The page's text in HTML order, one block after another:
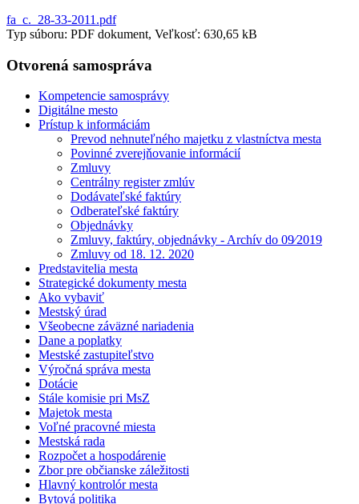
fa_c._28-33-2011.pdf
Typ súboru: PDF dokument, Veľkosť: 630,65 kB
Otvorená samospráva
Kompetencie samosprávy
Digitálne mesto
Prístup k informáciám
Prevod nehnuteľného majetku z vlastníctva mesta
Povinné zverejňovanie informácií
Zmluvy
Centrálny register zmlúv
Dodávateľské faktúry
Odberateľské faktúry
Objednávky
Zmluvy, faktúry, objednávky - Archív do 09⁄2019
Zmluvy od 18. 12. 2020
Predstavitelia mesta
Strategické dokumenty mesta
Ako vybaviť
Mestský úrad
Všeobecne záväzné nariadenia
Dane a poplatky
Mestské zastupiteľstvo
Výročná správa mesta
Dotácie
Stále komisie pri MsZ
Majetok mesta
Voľné pracovné miesta
Mestská rada
Rozpočet a hospodárenie
Zbor pre občianske záležitosti
Hlavný kontrolór mesta
Bytová politika